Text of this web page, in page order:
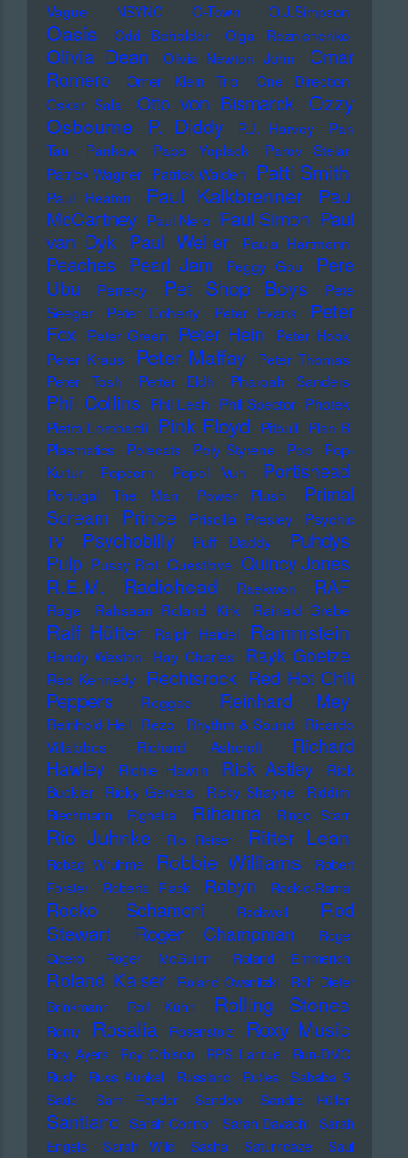
Vague NSYNC O-Town O.J.Simpson
Oasis Odd Beholder Olga Reznichenko
Olivia Dean Olivia Newton John
Omar
Romero
Omer Klein Trio
One Direction
Oskar Sala
Otto von Bismarck Ozzy
Osbourne
P. Diddy P.J. Harvey
Pan
Tau
Pankow Papo Yoplack
Parov Stelar
Patrick Wagner Patrick Walden Patti Smith
Paul Heaton Paul Kalkbrenner
Paul
McCartney Paul Nero Paul Simon Paul
van Dyk Paul Weller Paula Hartmann
Peaches Pearl Jam Peggy Gou
Pere
Ubu
Perrecy Pet Shop Boys
Pete
Seeger
Peter Doherty Peter Evans
Peter
Fox
Peter Green Peter Hein
Peter Hook
Peter Kraus
Peter Maffay
Peter Thomas
Peter Tosh
Petter Eldh Pharoah Sanders
Phil Collins Phil Lesh Phil Spector Photek
Pietro Lombardi
Pink Floyd Pitbull Plan B
Plasmatics
Polecats Poly Styrene Pop
Pop-
Kultur
Popcorn Popol Vuh Portishead
Portugal The Man Power Plush
Primal
Scream
Prince Priscilla Presley
Psychic
TV
Psychobilly Puff Daddy
Puhdys
Pulp Pussy Riot Questlove Quincy Jones
R.E.M. Radiohead Raekwon RAF
Rage Rahsaan Roland Kirk Rainald Grebe
Ralf Hütter Ralph Heidel Rammstein
Randy Weston Ray Charles Rayk Goetze
Reb Kennedy Rechtsrock Red Hot Chili
Peppers
Reggae Reinhard Mey
Reinhold Heil Rezo Rhythm & Sound Ricardo
Villalobos
Richard Ashcroft
Richard
Hawley
Richie Hawtin Rick Astley
Rick
Buckler
Ricky Gervais Ricky Shayne Riddim
Riechmann Righeira Rihanna Ringo Starr
Rio Juhnke Rio Reiser Ritter Lean
Robag Wruhme Robbie Williams
Robert
Forster
Roberta Flack Robyn Rock-o-Rama
Rocko Schamoni Rockwell
Rod
Stewart
Roger Champman
Roger
Cicero
Roger McGuinn Roland Emmerich
Roland Kaiser Roland Owsnitzki
Rolf Dieter
Brinkmann
Rolf Kühn Rolling Stones
Romy Rosalia Rosenstolz Roxy Music
Roy Ayers Roy Orbison RPS Lanrue
Run-DMC
Rush
Russ Kunkel Russland Rutles
Sababa 5
Sade
Sam Fender Sandow Sandra Hüller
Santiano Sarah Connor Sarah Davachi Sarah
Engels
Sarah Wild Sasha Saturndaze
Saul